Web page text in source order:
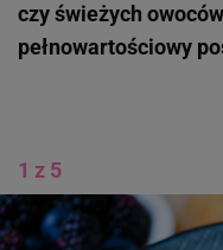
czy świeżych
pełnowartościowy
1 z 5